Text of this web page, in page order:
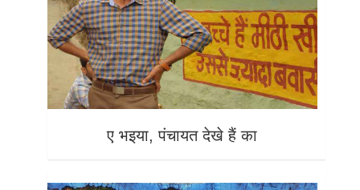
ए भइया, पंचायत देखे हैं का